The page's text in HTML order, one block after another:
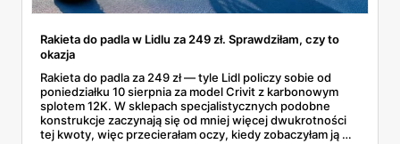
Rakieta do padla w Lidlu za 249 zł. Sprawdziłam, czy to
okazja
Rakieta do padla za 249 zł — tyle Lidl policzy sobie od
poniedziałku 10 sierpnia za model Crivit z karbonowym
splotem 12K. W sklepach specjalistycznych podobne
konstrukcje zaczynają się od mniej więcej dwukrotności
tej kwoty, więc przecierałam oczy, kiedy zobaczyłam ją w